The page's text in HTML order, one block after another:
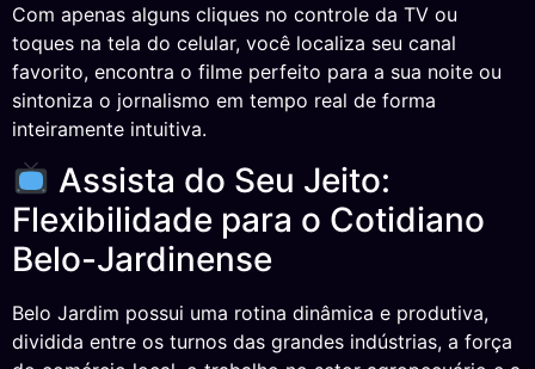
Com apenas alguns cliques no controle da TV ou
toques na tela do celular, você localiza seu canal
favorito, encontra o filme perfeito para a sua noite ou
sintoniza o jornalismo em tempo real de forma
inteiramente intuitiva.
Assista do Seu Jeito:
Flexibilidade para o Cotidiano
Belo-Jardinense
Belo Jardim possui uma rotina dinâmica e produtiva,
dividida entre os turnos das grandes indústrias, a força